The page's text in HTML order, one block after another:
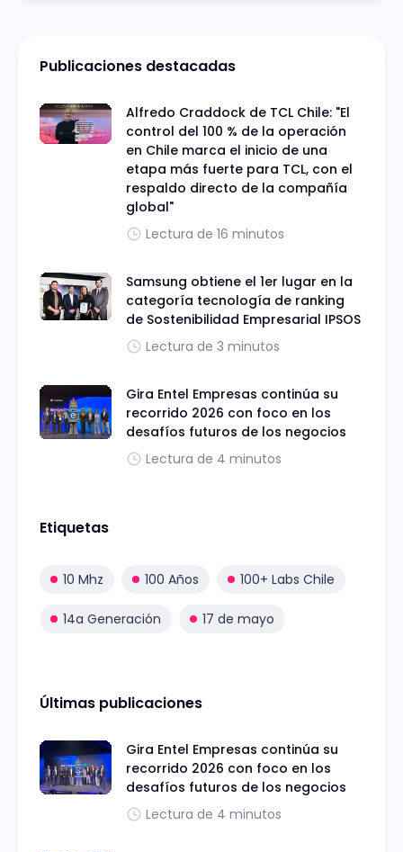
Publicaciones destacadas
Alfredo Craddock de TCL Chile: "El
control del 100 % de la operación
en Chile marca el inicio de una
etapa más fuerte para TCL, con el
respaldo directo de la compañía
global"
Lectura de 16 minutos
Samsung obtiene el 1er lugar en la
categoría tecnología de ranking
de Sostenibilidad Empresarial IPSOS
Lectura de 3 minutos
Gira Entel Empresas continúa su
recorrido 2026 con foco en los
desafíos futuros de los negocios
Lectura de 4 minutos
Etiquetas
10 Mhz 100 Años 100+ Labs Chile
14a Generación 17 de mayo
Últimas publicaciones
Gira Entel Empresas continúa su
recorrido 2026 con foco en los
desafíos futuros de los negocios
Lectura de 4 minutos